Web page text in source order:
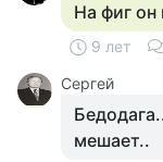
На фиг он
9 лет
Сергей
мешает..